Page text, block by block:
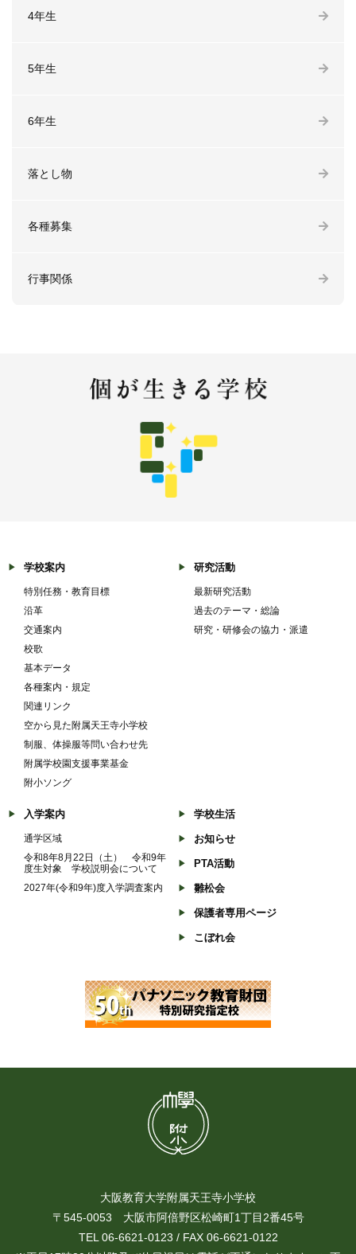
4年生
5年生
6年生
落とし物
各種募集
行事関係
学校案内
特別任務・教育目標
沿革
交通案内
校歌
基本データ
各種案内・規定
関連リンク
空から見た附属天王寺小学校
制服、体操服等問い合わせ先
附属学校園支援事業基金
附小ソング
研究活動
最新研究活動
過去のテーマ・総論
研究・研修会の協力・派遣
入学案内
通学区域
令和8年8月22日（土） 令和9年
度生対象 学校説明会について
2027年(令和9年)度入学調査案内
学校生活
お知らせ
PTA活動
雛松会
保護者専用ページ
こぼれ会
大阪教育大学附属天王寺小学校
〒545-0053 大阪市阿倍野区松崎町1丁目2番45号
TEL 06-6621-0123 / FAX 06-6621-0122